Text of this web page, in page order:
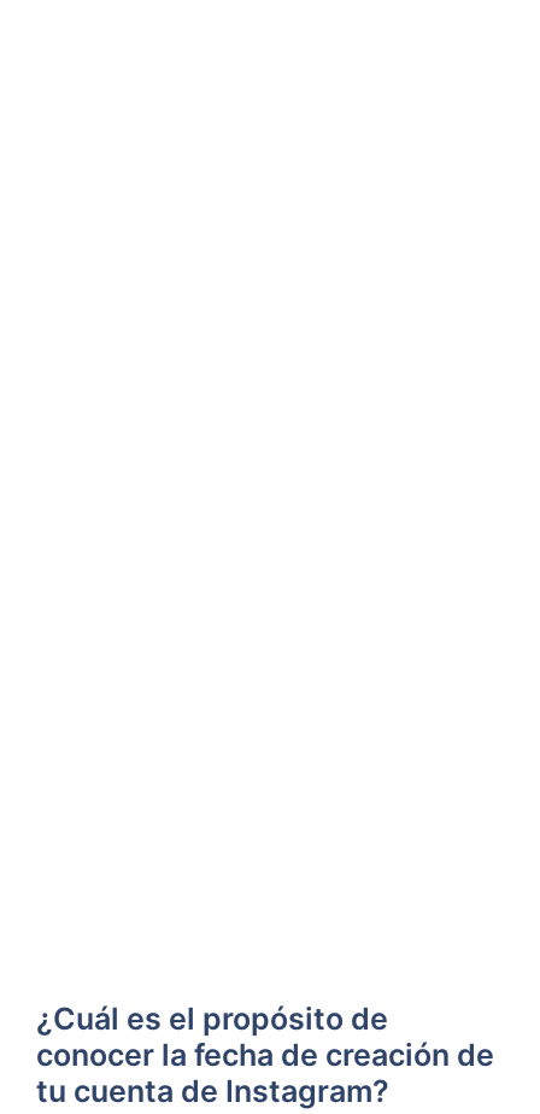
¿Cuál ⁢es el propósito‌ de
conocer la fecha de creación de
tu cuenta de Instagram?